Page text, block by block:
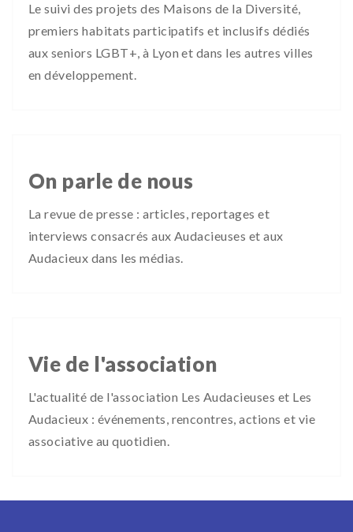
Le suivi des projets des Maisons de la Diversité,
premiers habitats participatifs et inclusifs dédiés
aux seniors LGBT+, à Lyon et dans les autres villes
en développement.
On parle de nous
La revue de presse : articles, reportages et
interviews consacrés aux Audacieuses et aux
Audacieux dans les médias.
Vie de l'association
L'actualité de l'association Les Audacieuses et Les
Audacieux : événements, rencontres, actions et vie
associative au quotidien.